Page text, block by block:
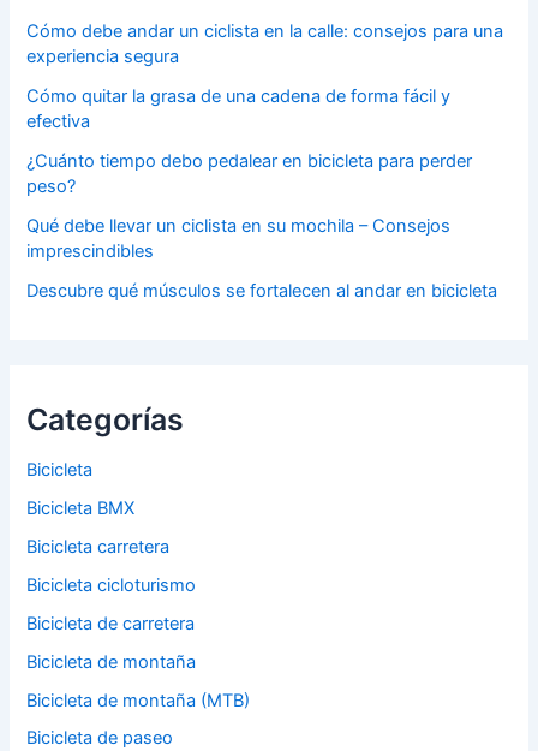
Cómo debe andar un ciclista en la calle: consejos para una
experiencia segura
Cómo quitar la grasa de una cadena de forma fácil y
efectiva
¿Cuánto tiempo debo pedalear en bicicleta para perder
peso?
Qué debe llevar un ciclista en su mochila – Consejos
imprescindibles
Descubre qué músculos se fortalecen al andar en bicicleta
Categorías
Bicicleta
Bicicleta BMX
Bicicleta carretera
Bicicleta cicloturismo
Bicicleta de carretera
Bicicleta de montaña
Bicicleta de montaña (MTB)
Bicicleta de paseo